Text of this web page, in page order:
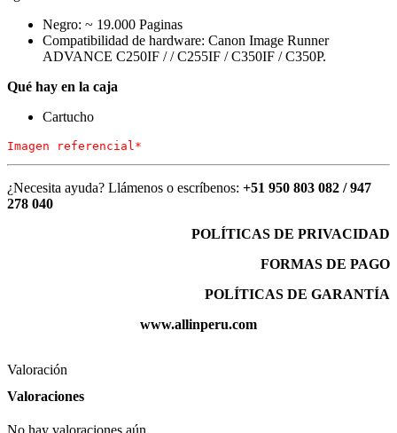
Negro: ~ 19.000 Paginas
Compatibilidad de hardware: Canon Image Runner
ADVANCE C250IF / / C255IF / C350IF / C350P.
Qué hay en la caja
Cartucho
Imagen referencial*
¿Necesita ayuda? Llámenos o escríbenos: +51 950 803 082 / 947
278 040
POLÍTICAS DE PRIVACIDAD
FORMAS DE PAGO
POLÍTICAS DE GARANTÍA
www.allinperu.com
Valoración
Valoraciones